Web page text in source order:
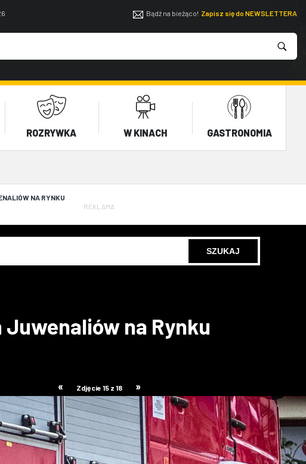
Bądź na bieżąco! Zapisz się do NEWSLETTERA
ROZRYWKA W KINACH GASTRONOMIA
NA RYNKU
REKLAMA
na Rynku
« Zdjęcie 15 z 18 »